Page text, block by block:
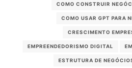
COMO CONSTRUIR
COMO USAR GPT PARA
CRESCIMENTO
EMPREENDEDORISMO DIGITAL
ESTRUTURA DE